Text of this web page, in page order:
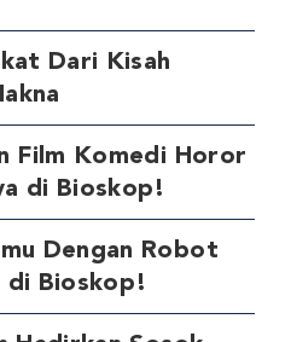
Dari Kisah
Film Komedi Horor
di Bioskop!
Dengan Robot
di Bioskop!